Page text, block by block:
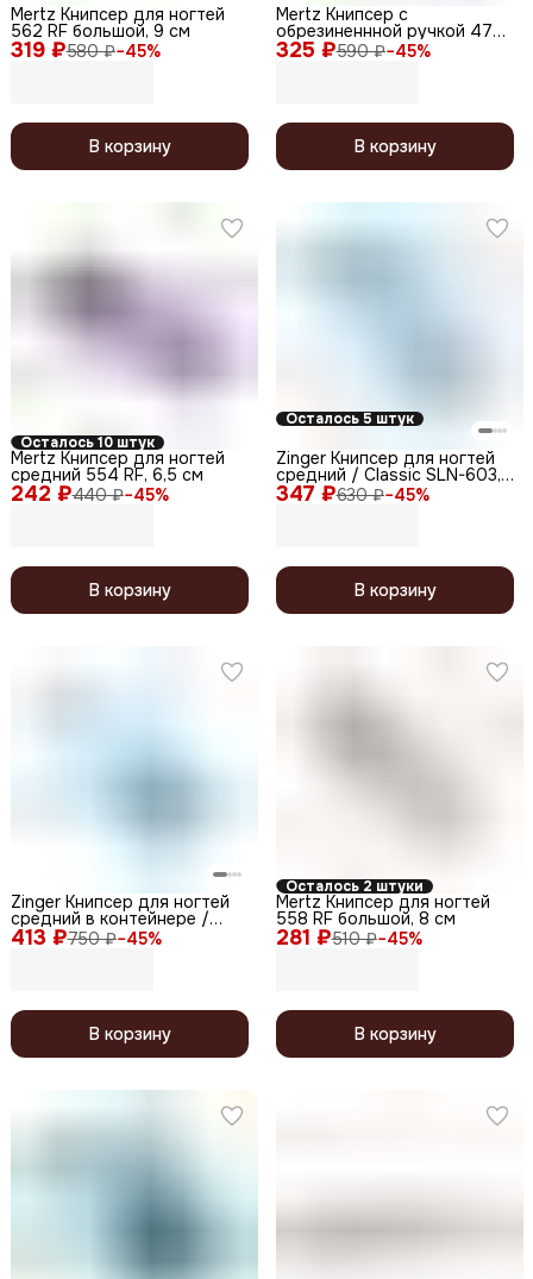
319 ₽580 ₽−45%
Mertz Книпсер для ногтей
562 RF большой, 9 см
В корзину
325 ₽590 ₽−45%
Mertz Книпсер с
обрезиненнной ручкой 477,
фиолетовый, 9 см
В корзину
Осталось 10 штук
242 ₽440 ₽−45%
Mertz Книпсер для ногтей
средний 554 RF, 6,5 см
В корзину
Осталось 5 штук
347 ₽630 ₽−45%
Zinger Книпсер для ногтей
средний / Classic SLN-603,
10 мм
В корзину
413 ₽750 ₽−45%
Zinger Книпсер для ногтей
средний в контейнере /
Classic SLN-603-С6 white-
В корзину
Осталось 2 штуки
281 ₽510 ₽−45%
Mertz Книпсер для ногтей
558 RF большой, 8 см
В корзину